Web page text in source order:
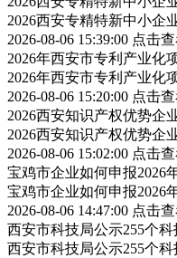
2026西安专精特新中小企
2026-08-06 15:39:00 点击
2026年西安市专利产业化
2026年西安市专利产业化
2026-08-06 15:20:00 点击
2026西安知识产权优势企
2026西安知识产权优势企
2026-08-06 15:02:00 点击
宝鸡市企业如何申报2026
宝鸡市企业如何申报2026
2026-08-06 14:47:00 点击
西安市科技局公示255个
西安市科技局公示255个